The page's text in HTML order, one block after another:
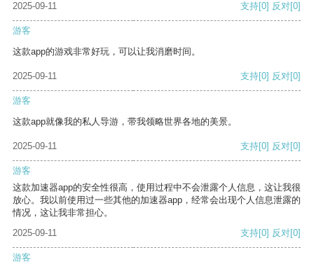
2025-09-11 支持[0] 反对[0]
游客
这款app的游戏非常好玩，可以让我消磨时间。
2025-09-11 支持[0] 反对[0]
游客
这款app就像我的私人导游，带我领略世界各地的美景。
2025-09-11 支持[0] 反对[0]
游客
这款加速器app的安全性很高，使用过程中不会泄露个人信息，这让我很
放心。我以前使用过一些其他的加速器app，经常会出现个人信息泄露的
情况，这让我非常担心。
2025-09-11
支持[0] 反对[0]
游客